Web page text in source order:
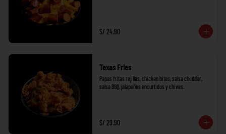
S/ 24.90
Texas Fries
Papas fritas rejillas, chicken bites, salsa cheddar,
salsa BBQ, jalapeños encurtidos y chives.
S/ 29.90